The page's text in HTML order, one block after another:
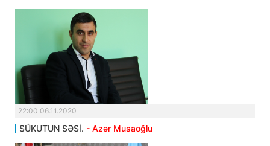
22:00 06.11.2020
SÜKUTUN SƏSİ. - Azər Musaoğlu